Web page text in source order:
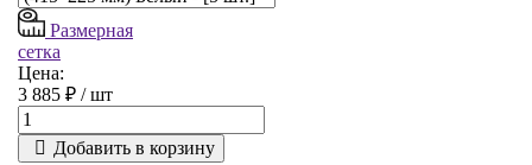
Размерная
сетка
Цена:
3 885 ₽ /шт
Добавить в корзину